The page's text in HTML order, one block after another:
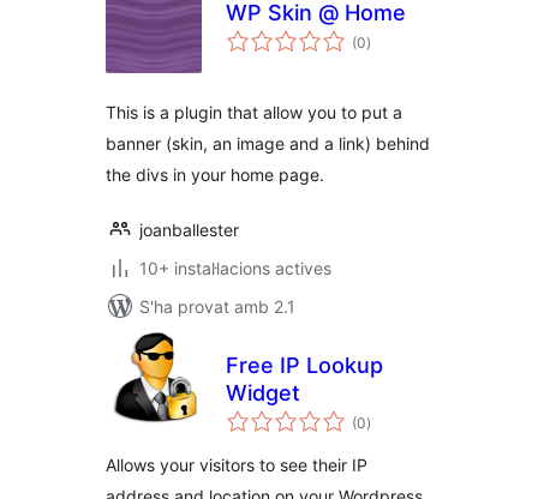
WP Skin @ Home
(0puntuacions
totals
)
This is a plugin that allow you to put a
banner (skin, an image and a link) behind
the divs in your home page.
joanballester
10+ instal·lacions actives
S'ha provat amb 2.1
Free IP Lookup
Widget
(0puntuacions
totals
)
Allows your visitors to see their IP